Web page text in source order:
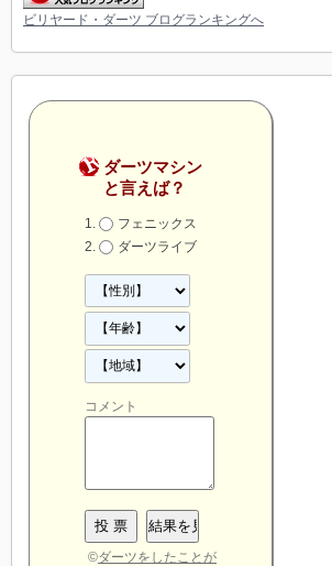
ビリヤード・ダーツ ブログランキングへ
ダーツマシン
と言えば？
フェニックス
ダーツライブ
コメント
©ダーツをしたことが